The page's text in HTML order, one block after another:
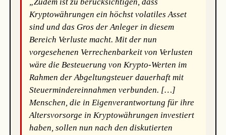
Kryptowährungen ein höchst volatiles Asset
sind und das Gros der Anleger in diesem
Bereich Verluste macht. Mit der nun
vorgesehenen Verrechenbarkeit von Verlusten
wäre die Besteuerung von Krypto-Werten im
Rahmen der Abgeltungsteuer dauerhaft mit
Steuermindereinnahmen verbunden. […]
Menschen, die in Eigenverantwortung für ihre
Altersvorsorge in Kryptowährungen investiert
haben, sollen nun nach den diskutierten